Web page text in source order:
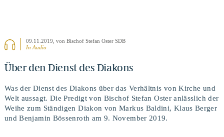
09.11.2019 , von Bischof Stefan Oster SDB
In Audio
Über den Dienst des Diakons
Was der Dienst des Diakons über das Verhältnis von Kirche und
Welt aussagt. Die Predigt von Bischof Stefan Oster anlässlich der
Weihe zum Ständigen Diakon von Markus Baldini, Klaus Berger
und Benjamin Bössenroth am 9. November 2019.